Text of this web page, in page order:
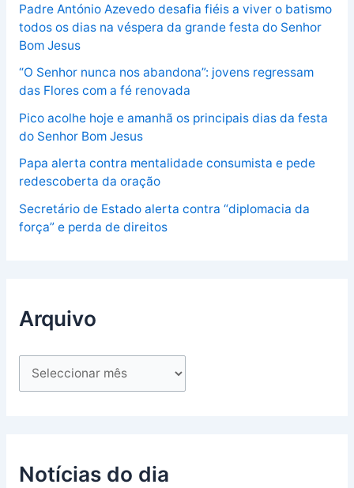
Padre António Azevedo desafia fiéis a viver o batismo
todos os dias na véspera da grande festa do Senhor
Bom Jesus
“O Senhor nunca nos abandona”: jovens regressam
das Flores com a fé renovada
Pico acolhe hoje e amanhã os principais dias da festa
do Senhor Bom Jesus
Papa alerta contra mentalidade consumista e pede
redescoberta da oração
Secretário de Estado alerta contra “diplomacia da
força” e perda de direitos
Arquivo
Notícias do dia